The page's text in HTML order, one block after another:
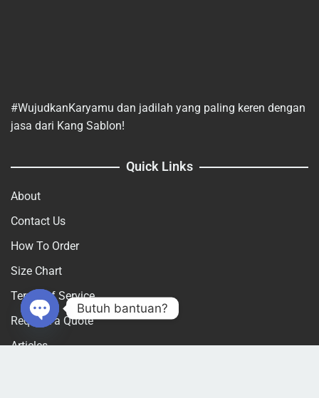
#WujudkanKaryamu dan jadilah yang paling keren dengan
jasa dari Kang Sablon!
Quick Links
About
Contact Us
How To Order
Size Chart
Terms of Service
Request a Quote
Articles
Butuh bantuan?